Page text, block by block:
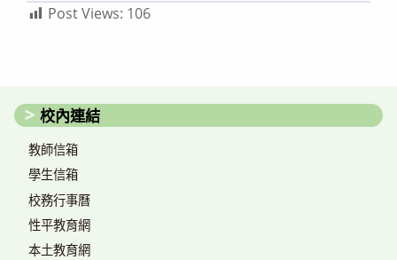
Post Views: 106
校內連結
教師信箱
學生信箱
校務行事曆
性平教育網
本土教育網